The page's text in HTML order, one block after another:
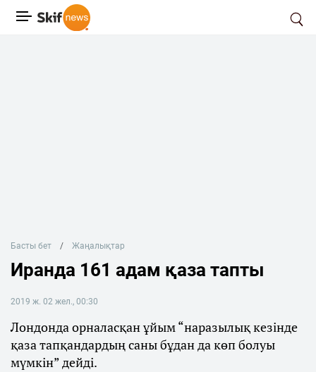
Басты бет Жаңалықтар
Иранда 161 адам қаза тапты
2019 ж. 02 жел., 00:30
Лондонда орналасқан ұйым “наразылық кезінде
қаза тапқандардың саны бұдан да көп болуы
мүмкін” дейді.